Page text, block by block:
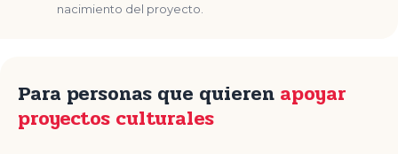
nacimiento del proyecto.
Para personas que quieren apoyar
proyectos culturales